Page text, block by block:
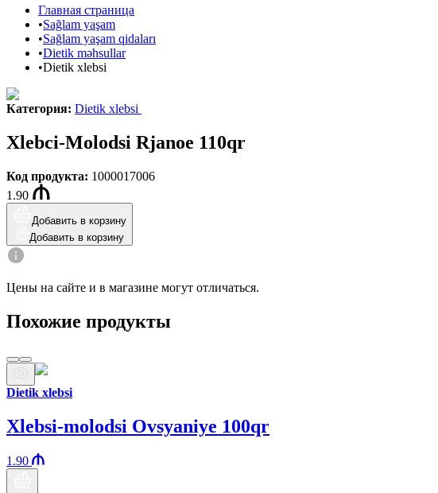
Главная страница
•Sağlam yaşam
•Sağlam yaşam qidaları
•Dietik məhsullar
•Dietik xlebsi
Категория: Dietik xlebsi
Xlebci-Molodsi Rjanoe 110qr
Код продукта: 1000017006
1.90
Добавить в корзину
Добавить в корзину
Цены на сайте и в магазине могут отличаться.
Похожие продукты
Dietik xlebsi
Xlebsi-molodsi Ovsyaniye 100qr
1.90